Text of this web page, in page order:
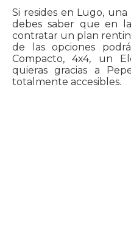
Si resides en Lugo,
debes saber que en
contratar un plan
de las opciones
Compacto, 4x4, un
quieras gracias a
totalmente accesibles.